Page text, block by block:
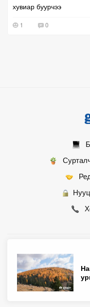
хувиар буурчээ
1 0
© 2007 - 2026 Монгол